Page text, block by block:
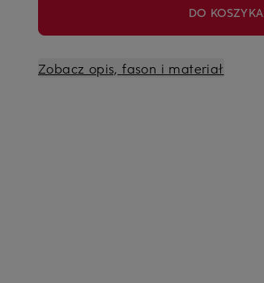
DO KOSZYKA
Zobacz opis, fason i materiał